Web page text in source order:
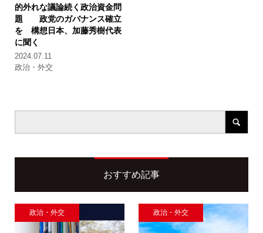
的外れな議論続く政治資金問
題 政党のガバナンス確立
を 構想日本、加藤秀樹代表
に聞く
2024.07.11
政治・外交
おすすめ記事
政治・外交 政治・外交